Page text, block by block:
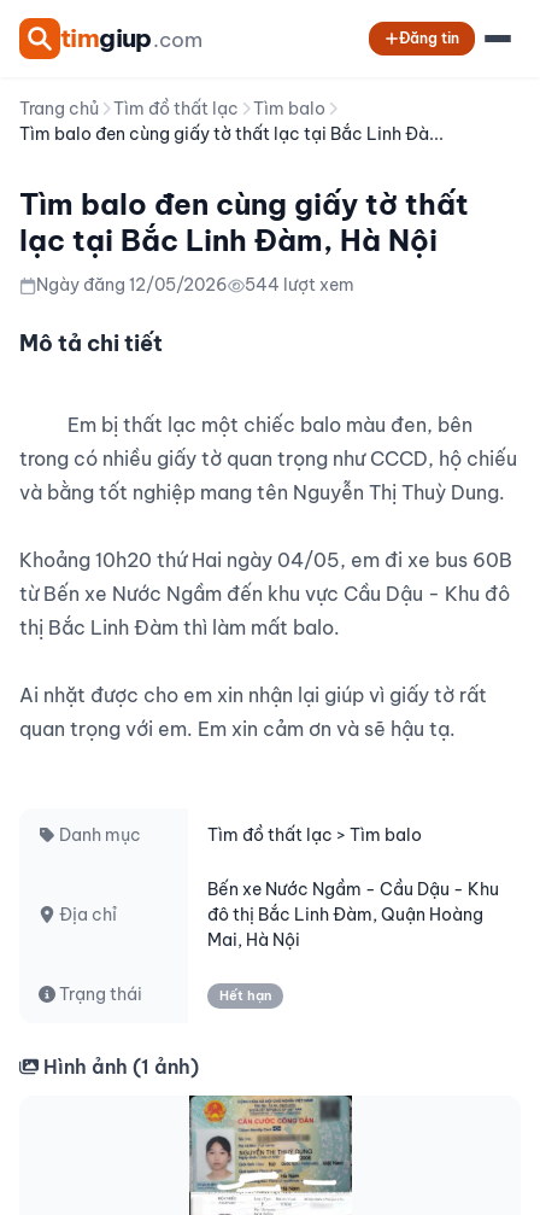
timgiup.com Đăng tin
Trang chủ Tìm đồ thất lạc
Tìm balo
Tìm balo đen cùng giấy tờ thất lạc tại Bắc Linh Đà...
Tìm balo đen cùng giấy tờ thất
lạc tại Bắc Linh Đàm, Hà Nội
Ngày đăng 12/05/2026 544 lượt xem
Mô tả chi tiết
trong có nhiều giấy tờ quan trọng như CCCD, hộ chiếu
và bằng tốt nghiệp mang tên Nguyễn Thị Thuỳ Dung.
Khoảng 10h20 thứ Hai ngày 04/05, em đi xe bus 60B
từ Bến xe Nước Ngầm đến khu vực Cầu Dậu - Khu đô
thị Bắc Linh Đàm thì làm mất balo.
Ai nhặt được cho em xin nhận lại giúp vì giấy tờ rất
quan trọng với em. Em xin cảm ơn và sẽ hậu tạ.
Danh mục Tìm đồ thất lạc > Tìm balo
Địa chỉ
Bến xe Nước Ngầm - Cầu Dậu - Khu
đô thị Bắc Linh Đàm, Quận Hoàng
Mai, Hà Nội
Trạng thái Hết hạn
Hình ảnh (1 ảnh)